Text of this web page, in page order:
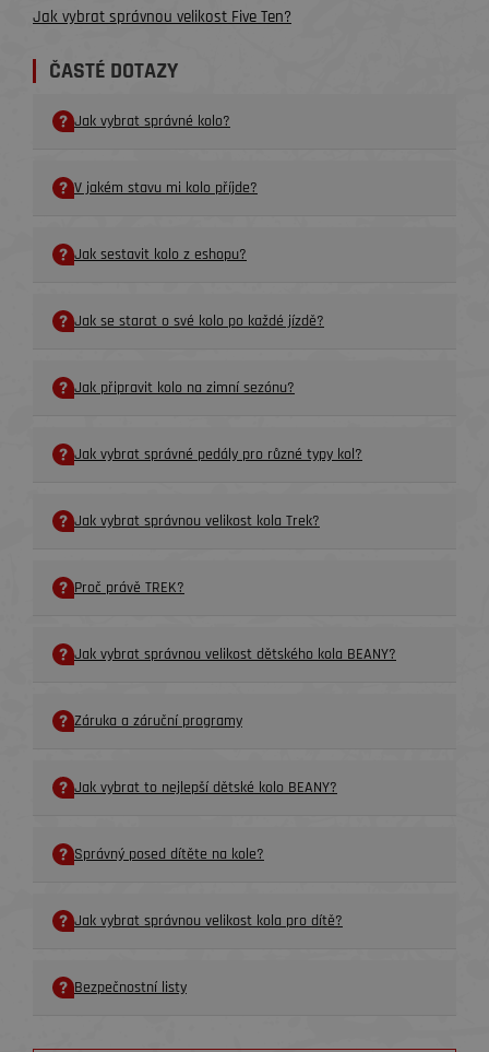
Jak vybrat správnou velikost Five Ten?
ČASTÉ DOTAZY
Jak vybrat správné kolo?
V jakém stavu mi kolo příjde?
Jak sestavit kolo z eshopu?
Jak se starat o své kolo po každé jízdě?
Jak připravit kolo na zimní sezónu?
Jak vybrat správné pedály pro různé typy kol?
Jak vybrat správnou velikost kola Trek?
Proč právě TREK?
Jak vybrat správnou velikost dětského kola BEANY?
Záruka a záruční programy
Jak vybrat to nejlepší dětské kolo BEANY?
Správný posed dítěte na kole?
Jak vybrat správnou velikost kola pro dítě?
Bezpečnostní listy